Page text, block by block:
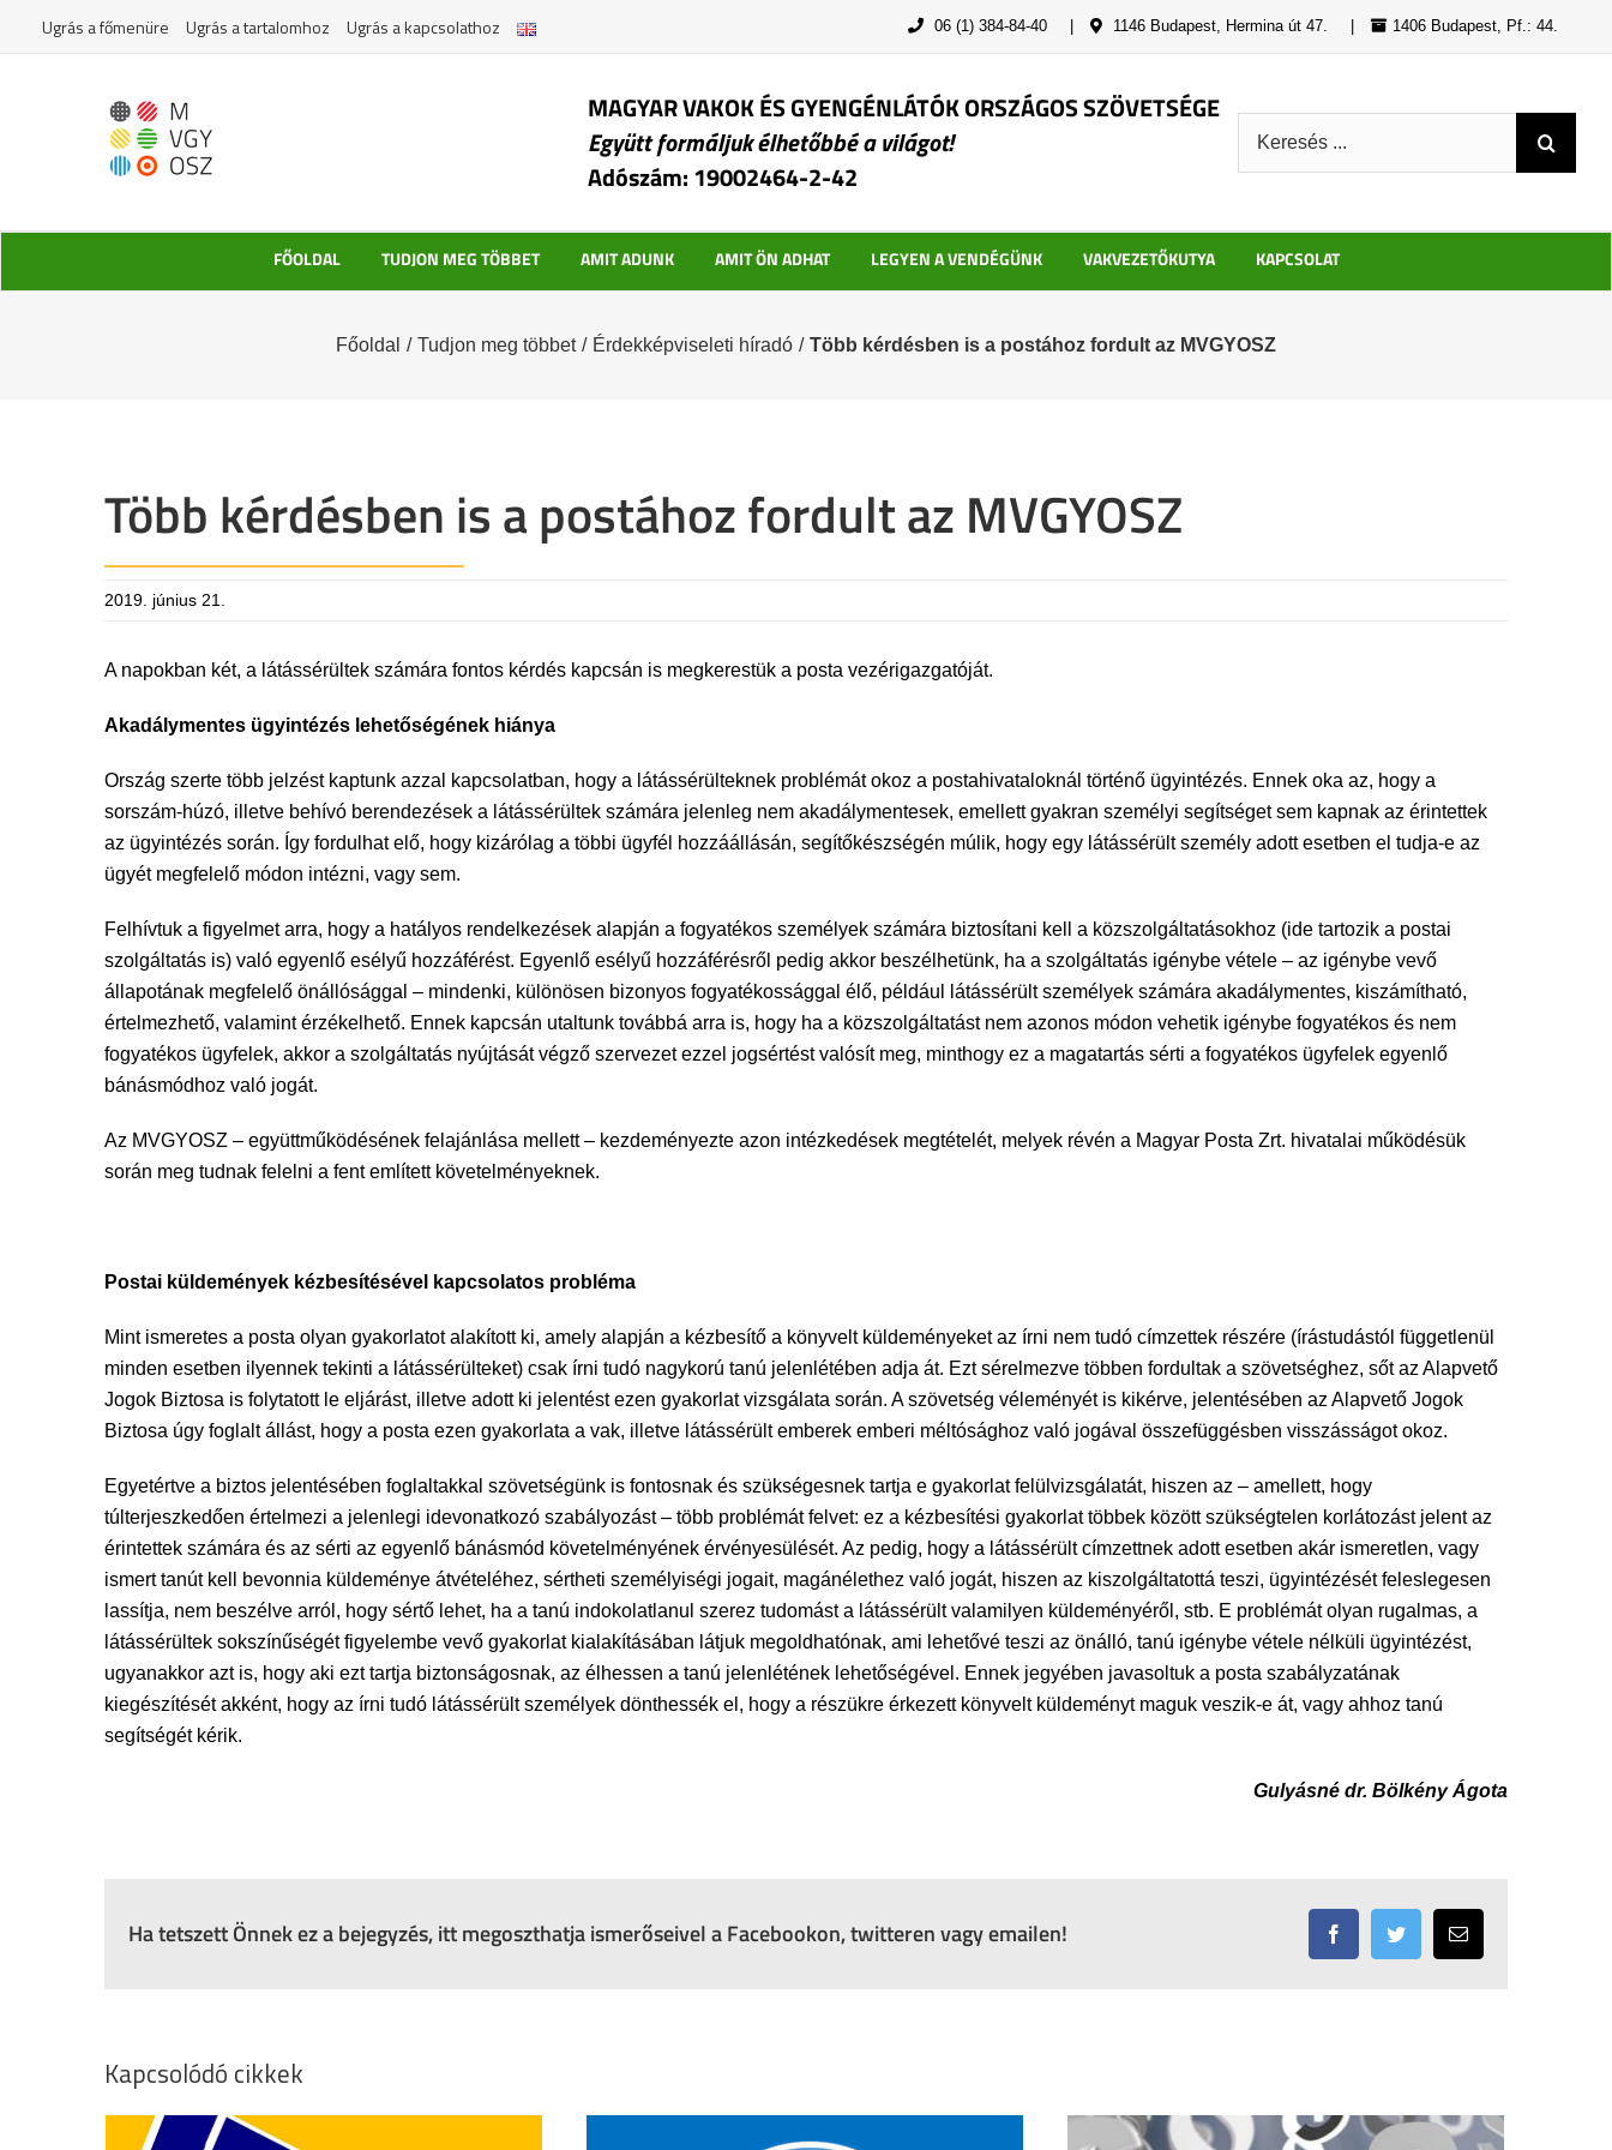
Ugrás a főmenüre Ugrás a tartalomhoz Ugrás a kapcsolathoz 06 (1) 384-84-40 1146 Budapest, Hermina út 47. 1406 Budapest, Pf.: 44.
MAGYAR VAKOK ÉS GYENGÉNLÁTÓK ORSZÁGOS SZÖVETSÉGE
Együtt formáljuk élhetőbbé a világot!
Adószám: 19002464-2-42
FŐOLDAL TUDJON MEG TÖBBET AMIT ADUNK AMIT ÖN ADHAT LEGYEN A VENDÉGÜNK VAKVEZETŐKUTYA KAPCSOLAT
Főoldal / Tudjon meg többet / Érdekképviseleti híradó / Több kérdésben is a postához fordult az MVGYOSZ
Több kérdésben is a postához fordult az MVGYOSZ
2019. június 21.
A napokban két, a látássérültek számára fontos kérdés kapcsán is megkerestük a posta vezérigazgatóját.
Akadálymentes ügyintézés lehetőségének hiánya
Ország szerte több jelzést kaptunk azzal kapcsolatban, hogy a látássérülteknek problémát okoz a postahivataloknál történő ügyintézés. Ennek oka az, hogy a
sorszám-húzó, illetve behívó berendezések a látássérültek számára jelenleg nem akadálymentesek, emellett gyakran személyi segítséget sem kapnak az érintettek
az ügyintézés során. Így fordulhat elő, hogy kizárólag a többi ügyfél hozzáállásán, segítőkészségén múlik, hogy egy látássérült személy adott esetben el tudja-e az
ügyét megfelelő módon intézni, vagy sem.
Felhívtuk a figyelmet arra, hogy a hatályos rendelkezések alapján a fogyatékos személyek számára biztosítani kell a közszolgáltatásokhoz (ide tartozik a postai
szolgáltatás is) való egyenlő esélyű hozzáférést. Egyenlő esélyű hozzáférésről pedig akkor beszélhetünk, ha a szolgáltatás igénybe vétele – az igénybe vevő
állapotának megfelelő önállósággal – mindenki, különösen bizonyos fogyatékossággal élő, például látássérült személyek számára akadálymentes, kiszámítható,
értelmezhető, valamint érzékelhető. Ennek kapcsán utaltunk továbbá arra is, hogy ha a közszolgáltatást nem azonos módon vehetik igénybe fogyatékos és nem
fogyatékos ügyfelek, akkor a szolgáltatás nyújtását végző szervezet ezzel jogsértést valósít meg, minthogy ez a magatartás sérti a fogyatékos ügyfelek egyenlő
bánásmódhoz való jogát.
Az MVGYOSZ – együttműködésének felajánlása mellett – kezdeményezte azon intézkedések megtételét, melyek révén a Magyar Posta Zrt. hivatalai működésük
során meg tudnak felelni a fent említett követelményeknek.
Postai küldemények kézbesítésével kapcsolatos probléma
Mint ismeretes a posta olyan gyakorlatot alakított ki, amely alapján a kézbesítő a könyvelt küldeményeket az írni nem tudó címzettek részére (írástudástól függetlenül
minden esetben ilyennek tekinti a látássérülteket) csak írni tudó nagykorú tanú jelenlétében adja át. Ezt sérelmezve többen fordultak a szövetséghez, sőt az Alapvető
Jogok Biztosa is folytatott le eljárást, illetve adott ki jelentést ezen gyakorlat vizsgálata során. A szövetség véleményét is kikérve, jelentésében az Alapvető Jogok
Biztosa úgy foglalt állást, hogy a posta ezen gyakorlata a vak, illetve látássérült emberek emberi méltósághoz való jogával összefüggésben visszásságot okoz.
Egyetértve a biztos jelentésében foglaltakkal szövetségünk is fontosnak és szükségesnek tartja e gyakorlat felülvizsgálatát, hiszen az – amellett, hogy
túlterjeszkedően értelmezi a jelenlegi idevonatkozó szabályozást – több problémát felvet: ez a kézbesítési gyakorlat többek között szükségtelen korlátozást jelent az
érintettek számára és az sérti az egyenlő bánásmód követelményének érvényesülését. Az pedig, hogy a látássérült címzettnek adott esetben akár ismeretlen, vagy
ismert tanút kell bevonnia küldeménye átvételéhez, sértheti személyiségi jogait, magánélethez való jogát, hiszen az kiszolgáltatottá teszi, ügyintézését feleslegesen
lassítja, nem beszélve arról, hogy sértő lehet, ha a tanú indokolatlanul szerez tudomást a látássérült valamilyen küldeményéről, stb. E problémát olyan rugalmas, a
látássérültek sokszínűségét figyelembe vevő gyakorlat kialakításában látjuk megoldhatónak, ami lehetővé teszi az önálló, tanú igénybe vétele nélküli ügyintézést,
ugyanakkor azt is, hogy aki ezt tartja biztonságosnak, az élhessen a tanú jelenlétének lehetőségével. Ennek jegyében javasoltuk a posta szabályzatának
kiegészítését akként, hogy az írni tudó látássérült személyek dönthessék el, hogy a részükre érkezett könyvelt küldeményt maguk veszik-e át, vagy ahhoz tanú
segítségét kérik.
Gulyásné dr. Bölkény Ágota
Ha tetszett Önnek ez a bejegyzés, itt megoszthatja ismerőseivel a Facebookon, twitteren vagy emailen! FacebookTwitter Email:
Kapcsolódó cikkek